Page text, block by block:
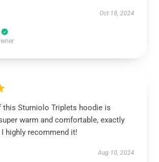
Oct 18, 2024
this Sturniolo Triplets hoodie is
warm and comfortable, exactly
highly recommend it!
Aug 10, 2024